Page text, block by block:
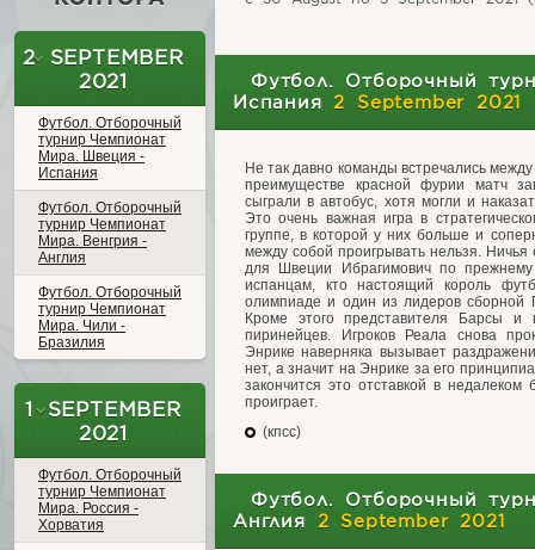
2 SEPTEMBER
2021
Футбол. Отборочный
турнир Чемпионат
Мира. Швеция -
Испания
Футбол. Отборочный
турнир Чемпионат
Мира. Венгрия -
Англия
Футбол. Отборочный
турнир Чемпионат
Мира. Чили -
Бразилия
1 SEPTEMBER
2021
Футбол. Отборочный
турнир Чемпионат
Мира. Россия -
Хорватия
Футбол. Отборочный
Испания2 September 2021
Не так давно команды встречались
преимуществе красной фурии матч
сыграли в автобус, хотя могли и
Это очень важная игра в
группе, в которой у них больше и
между собой проигрывать нельзя.
для Швеции Ибрагимович по
испанцам, кто настоящий король
олимпиаде и один из лидеров сборной
Кроме этого представителя Барсы и
пиринейцев. Игроков Реала снова
Энрике наверняка вызывает
нет, а значит на Энрике за его
закончится это отставкой в
проиграет.
(кпсс)
Футбол. Отборочный
Англия 2 September 2021